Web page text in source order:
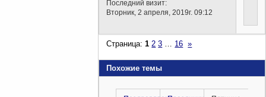
Последний визит:
Вторник, 2 апреля, 2019г. 09:12
Страница:1 2 3 16 »
Похожие темы